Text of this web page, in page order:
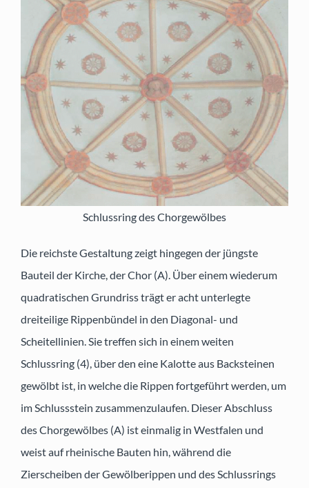
Schlussring des Chorgewölbes
Die reichste Gestaltung zeigt hingegen der jüngste
Bauteil der Kirche, der Chor (A). Über einem wiederum
quadratischen Grundriss trägt er acht unterlegte
dreiteilige Rippenbündel in den Diagonal- und
Scheitellinien. Sie treffen sich in einem weiten
Schlussring (4), über den eine Kalotte aus Backsteinen
gewölbt ist, in welche die Rippen fortgeführt werden, um
im Schlussstein zusammenzulaufen. Dieser Abschluss
des Chorgewölbes (A) ist einmalig in Westfalen und
weist auf rheinische Bauten hin, während die
Zierscheiben der Gewölberippen und des Schlussrings